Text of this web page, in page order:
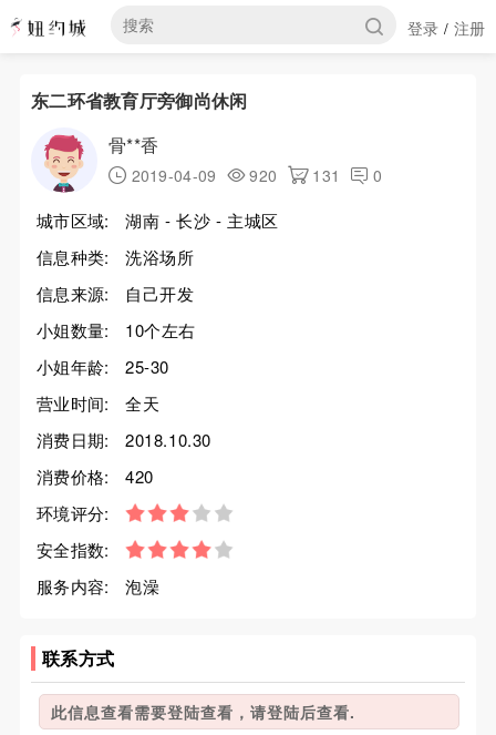
登录 / 注册
东二环省教育厅旁御尚休闲
骨**香
2019-04-09 920 131 0
城市区域:
湖南 - 长沙 - 主城区
信息种类:
洗浴场所
信息来源:
自己开发
小姐数量:
10个左右
小姐年龄:
25-30
营业时间:
全天
消费日期:
2018.10.30
消费价格:
420
环境评分:
安全指数:
服务内容:
泡澡
联系方式
此信息查看需要登陆查看，请登陆后查看.